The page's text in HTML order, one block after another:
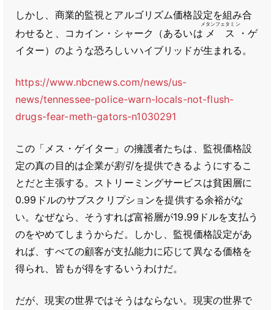
しかし、商業的監視とアルゴリズム価格設定を組み合
わせると、コカイン・シャーク（あるいは メス
メタンフェタミン
・ゲ
イター）のような恐ろしいハイブリッドが生まれる。
https://www.nbcnews.com/news/us-
news/tennessee-police-warn-locals-not-flush-
drugs-fear-meth-gators-n1030291
この「メス・ゲイター」の擁護者たちは、監視価格設
定の真の目的は企業が割引を提供できるようにするこ
とだと主張する。ストリーミングサービスは貧困層に
0.99ドルのサブスクリプションを提供する余裕がな
い。なぜなら、そうすれば富裕層が19.99ドルを支払う
のをやめてしまうからだ。しかし、監視価格設定があ
れば、すべての顧客が支払能力に応じて異なる価格を
得られ、皆もが得をするいうわけだ。
だが、現実の世界ではそうはならない。現実の世界で